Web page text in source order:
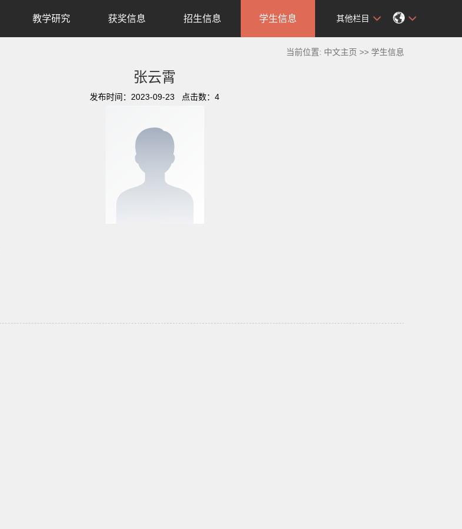
教学研究 获奖信息 招生信息 学生信息 其他栏目
当前位置: 中文主页 >> 学生信息
张云霄
发布时间：2023-09-23 点击数：4